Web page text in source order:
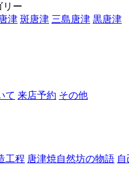
ー
津 斑唐津 三島唐津 黒唐津
て 来店予約 その他
工程 唐津焼自然坊の物語